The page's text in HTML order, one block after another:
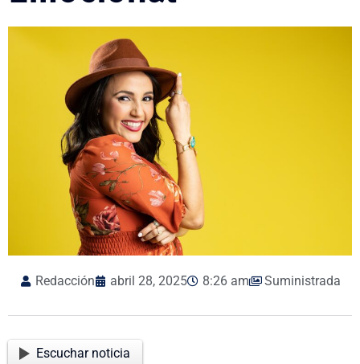
Redacción abril 28, 2025 8:26 am Suministrada
Escuchar noticia